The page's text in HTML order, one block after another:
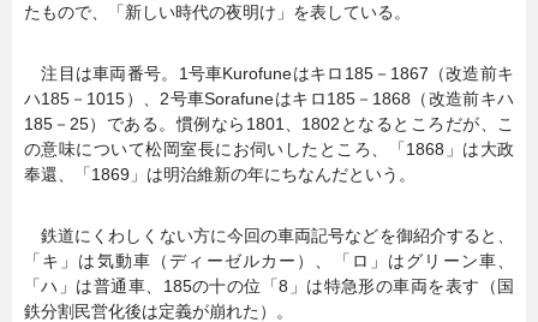
たもので、「新しい時代の夜明け」を表している。
注目は車両番号。1号車Kurofuneはキロ185－1867（改造前キ
ハ185－1015）、2号車Sorafuneはキロ185－1868（改造前キハ
185－25）である。慣例なら1801、1802となるところだが、こ
の意味について松岡室長にお伺いしたところ、「1868」は大政
奉還、「1869」は明治維新の年にちなんだという。
鉄道にくわしくない方に今回の車両記号などを御紹介すると、
「キ」は気動車（ディーゼルカー）、「ロ」はグリーン車、
「ハ」は普通車、185の十の位「8」は特急形の車両を表す（国
鉄分割民営化後は定義が崩れた）。